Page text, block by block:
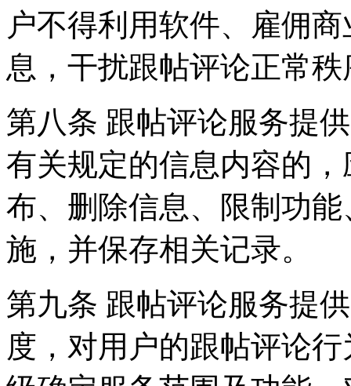
户不得利用软件、雇佣
息，干扰跟帖评论正常
第八条 跟帖评论服务提
有关规定的信息内容的
布、删除信息、限制功
施，并保存相关记录。
第九条 跟帖评论服务提
度，对用户的跟帖评论